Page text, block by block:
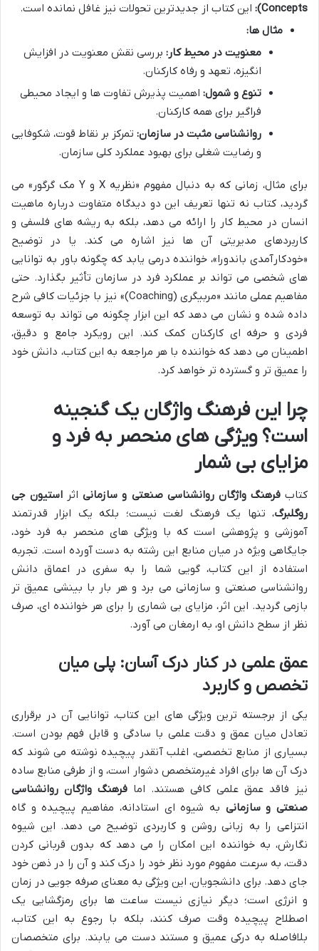
Concepts):
این کتاب از جدیدترین تحولات نیز غافل نمانده است.
مثال ها:
معنویت در محیط کار: بررسی نقش معنویت در افزایش
انگیزه، تعهد و رفاه کارکنان.
تنوع و شمول: اهمیت پذیرش تفاوت ها و ایجاد محیطی
فراگیر برای همه کارکنان.
روانشناسی مثبت در سازمان: تمرکز بر نقاط قوت، شکوفایی
و رضایت شغلی برای بهبود عملکرد کلی سازمان.
برای مثال، زمانی که به دنبال مفهوم «نظریه X و Y مک گرگور» می
گردید، کتاب نه تنها تعریف این دو دیدگاه متفاوت درباره ماهیت
انسان در محیط کار را ارائه می دهد، بلکه به ریشه های فلسفی و
کاربردهای مدیریتی آن ها نیز اشاره می کند. یا در توضیح
«خودکارآمدی باندورا»، خواننده درمی یابد که چگونه باور به توانایی
های شخصی می تواند بر عملکرد فرد در سازمان تأثیر بگذارد. حتی
مفاهیم عملی مانند «مربیگری (Coaching)» نیز با جزئیات کافی شرح
داده شده و نشان می دهد که این ابزار چگونه می تواند به توسعه
فردی و حرفه ای کارکنان کمک کند. این رویکرد جامع و دقیق،
اطمینان می دهد که خواننده با هر مراجعه به این کتاب، دانش خود
را عمیق تر و گسترده تر خواهد کرد.
چرا این فرهنگ واژگان یک گنجینه
است؟ ویژگی های منحصر به فرد و
مزایای بی شمار
کتابفرهنگ واژگان روانشناسی صنعتی و سازمانیاثر استیون جی
روگلبرگ، تنها یک فرهنگ لغت نیست؛ بلکه یک ابزار قدرتمند
آموزشی و پژوهشی است که با ویژگی های منحصر به فرد خود،
جایگاهی ویژه در میان منابع این رشته به دست آورده است. تجربه
استفاده از این کتاب، گویی شما را به سفری در اعماق دانش
روانشناسی صنعتی و سازمانی می برد و هر بار با بینشی عمیق تر
بازمی گردید. این اثر، مزایای بی شماری را برای هر خواننده ای، صرف
نظر از سطح دانش او، به ارمغان می آورد.
عمق علمی در کنار درک آسان: پلی میان
تخصص و کاربرد
یکی از برجسته ترین ویژگی های این کتاب، توانایی آن در برقراری
تعادل میان عمق و دقت علمی با سادگی و قابل فهم بودن است.
بسیاری از منابع تخصصی، اغلب آنقدر پیچیده نوشته می شوند که
درک آن ها برای افراد غیرمتخصص دشوار است، و از طرفی منابع ساده
نیز فاقد عمق علمی کافی هستند. اما فرهنگ واژگان روانشناسی
صنعتی و سازمانی به شیوه ای استادانه، مفاهیم پیچیده و گاه
انتزاعی را به زبانی روشن و کاربردی توضیح می دهد. این شیوه
نگارش، به خواننده این امکان را می دهد که بدون قربانی کردن
دقت، به سرعت مفهوم مورد نظر خود را درک کند و آن را در ذهن خود
جای دهد. برای دانشجویان، این ویژگی به معنای صرفه جویی در زمان
و انرژی است؛ دیگر نیازی نیست ساعت ها برای رمزگشایی یک
اصطلاح پیچیده وقت صرف کنند، بلکه با رجوع به این کتاب،
بلافاصله به درکی عمیق و مستند دست می یابند. برای متخصصان